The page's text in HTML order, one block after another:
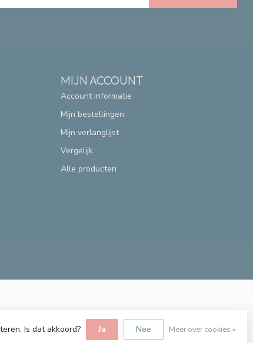
MIJN ACCOUNT
Account informatie
Mijn bestellingen
Mijn verlanglijst
Vergelijk
Alle producten
Is dat akkoord? Ja Nee Meer over cookies »